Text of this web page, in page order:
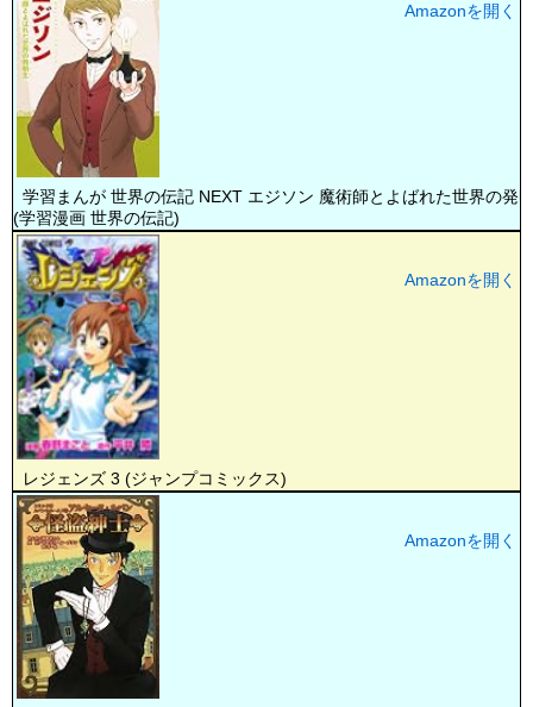
学習まんが 世界の伝記 NEXT エジソン 魔術師とよばれた世界の発
(学習漫画 世界の伝記)
Amazonを開く
レジェンズ 3 (ジャンプコミックス)
Amazonを開く
Amazonを開く